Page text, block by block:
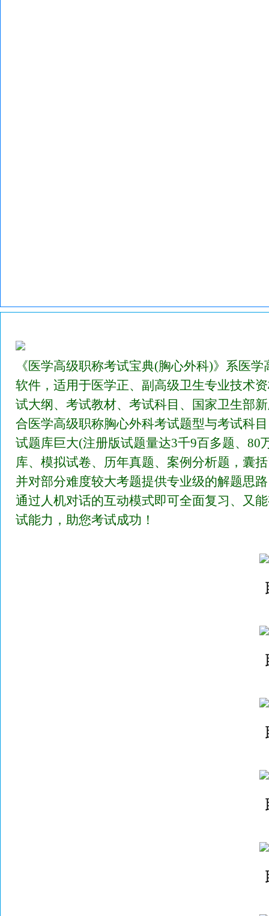
《医学高级职称考试宝典(胸心外科)》系医
软件，适用于医学正、副高级卫生专业技术
试大纲、考试教材、考试科目、国家卫生部
合医学高级职称胸心外科考试题型与考试科
试题库巨大(注册版试题量达3千9百多题、80
库、模拟试卷、历年真题、案例分析题，囊
并对部分难度较大考题提供专业级的解题思
通过人机对话的互动模式即可全面复习、又
试能力，助您考试成功！